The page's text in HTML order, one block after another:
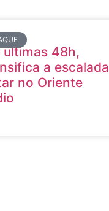
últimas 48h,
a escalada
no Oriente